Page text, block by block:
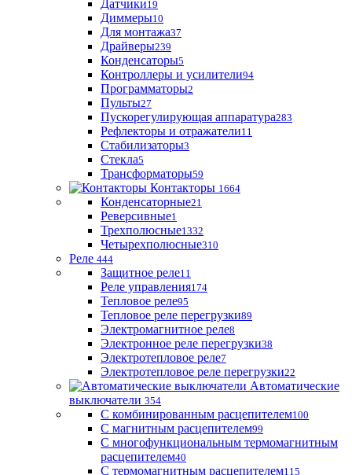
Датчики19
Диммеры10
Для монтажа37
Драйверы239
Конденсаторы5
Контроллеры и усилители94
Программаторы2
Пульты27
Пускорегулирующая аппаратура283
Рефлекторы и отражатели11
Стабилизаторы3
Стекла5
Трансформаторы59
Контакторы 1664
Конденсаторные21
Реверсивные1
Трехполюсные1332
Четырехполюсные310
Реле 444
Защитное реле11
Реле управления174
Тепловое реле95
Тепловое реле перегрузки89
Электромагнитное реле8
Электронное реле перегрузки38
Электротепловое реле7
Электротепловое реле перегрузки22
Автоматические
выключатели 354
С комбинированным расцепителем100
С магнитным расцепителем99
С многофункциональным термомагнитным
расцепителем40
С термомагнитным расцепителем115